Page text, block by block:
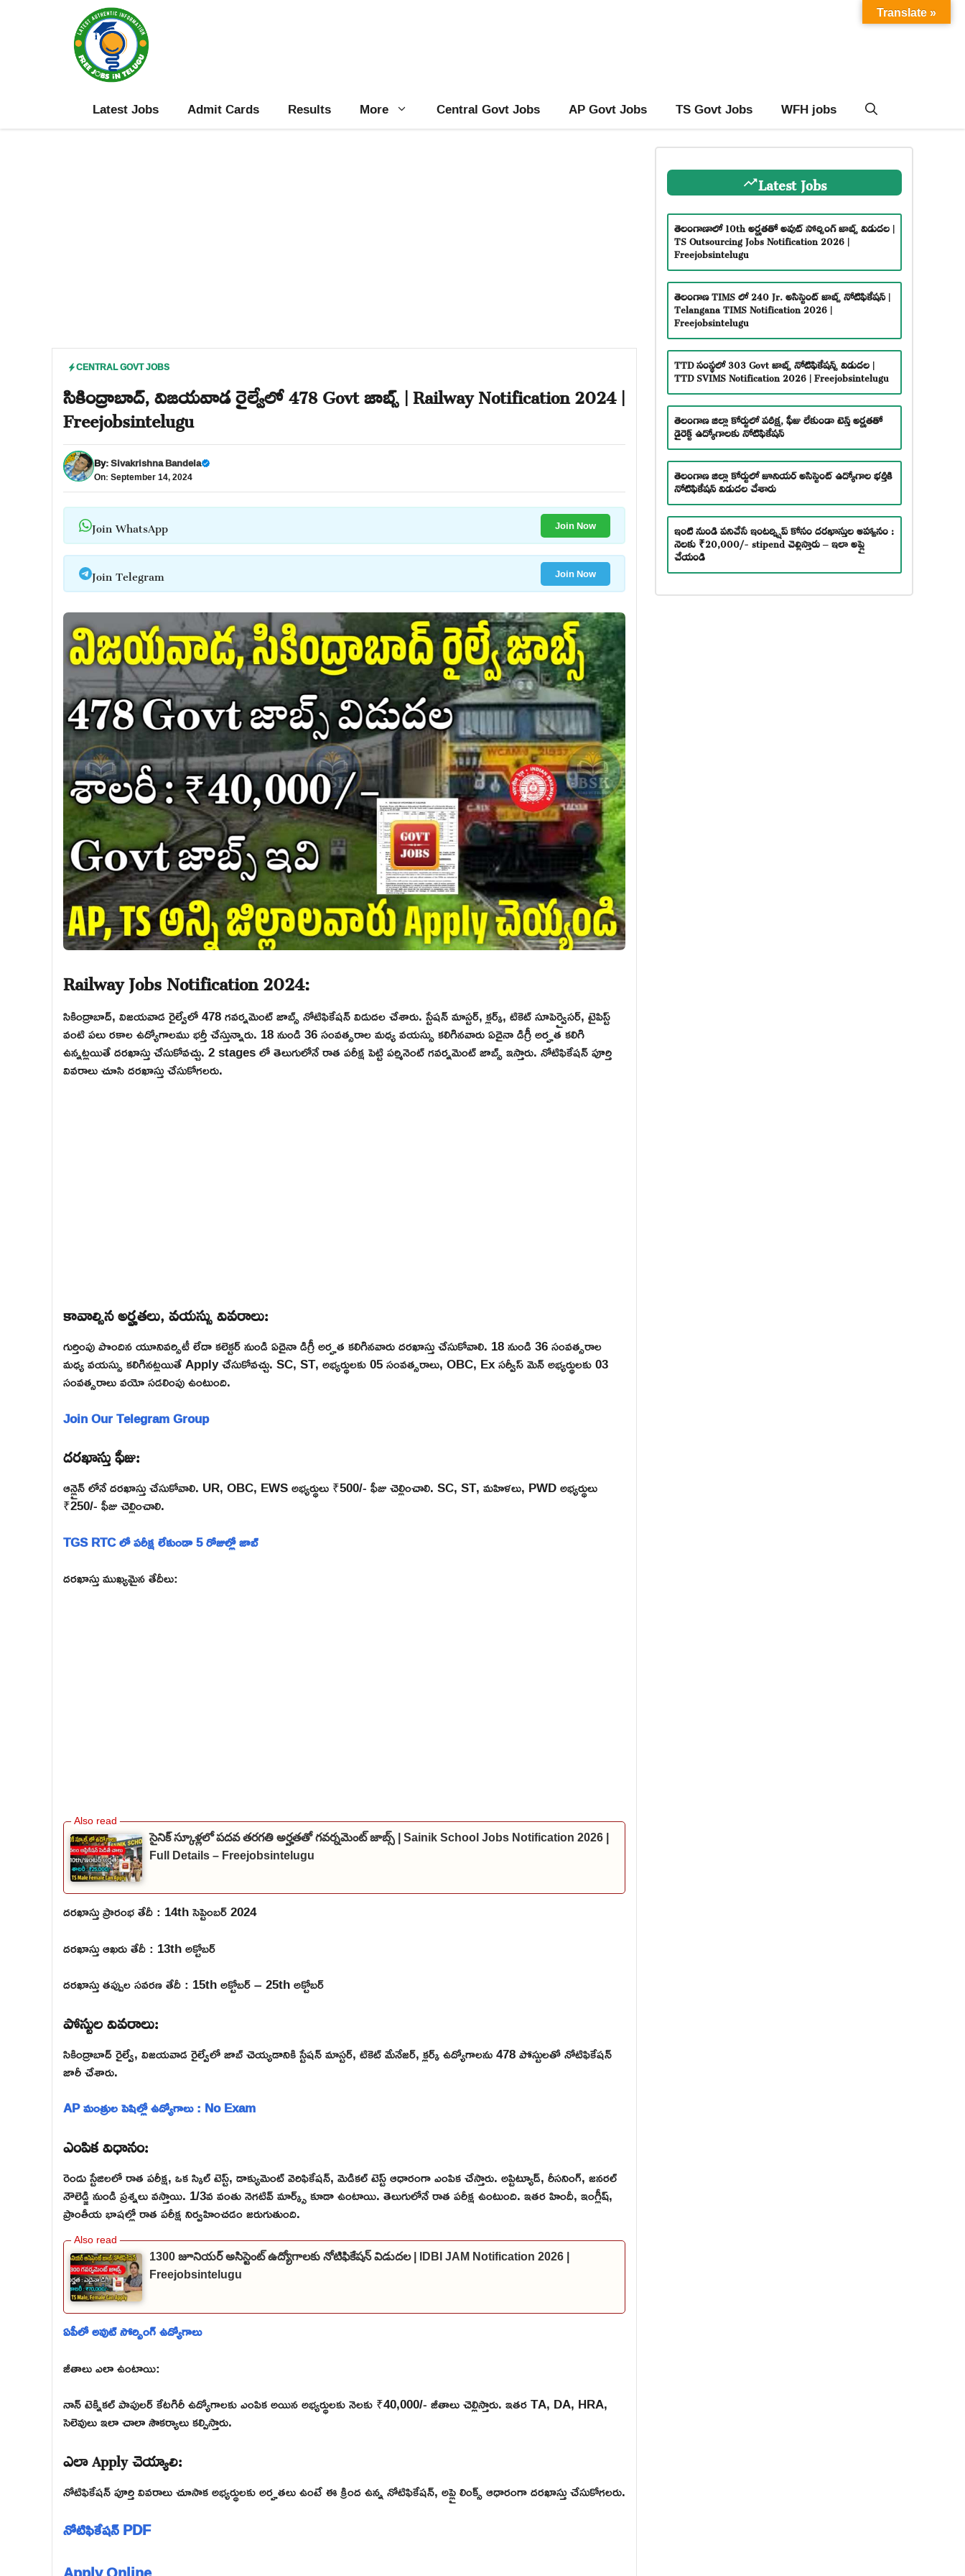
Latest Jobs Admit Cards Results More Central Govt Jobs AP Govt Jobs TS Govt Jobs WFH jobs
CENTRAL GOVT JOBS
సికింద్రాబాద్, విజయవాడ రైల్వేలో 478 Govt జాబ్స్ | Railway Notification 2024 |
Freejobsintelugu
By:Sivakrishna Bandela
On: September 14, 2024
Join WhatsApp Join Now
Join Telegram Join Now
Railway Jobs Notification 2024:
సికింద్రాబాద్, విజయవాడ రైల్వేలో 478 గవర్నమెంట్ జాబ్స్ నోటిఫికేషన్ విడుదల చేశారు. స్టేషన్ మాస్టర్, క్లర్క్, టికెట్ సూపెర్వైసర్, టైపిస్ట్
వంటి పలు రకాల ఉద్యోగాలము భర్తీ చేస్తున్నారు. 18 నుండి 36 సంవత్సరాల మధ్య వయస్సు కలిగినవారు ఏదైనా డిగ్రీ అర్హత కలిగి
ఉన్నట్లయితే దరఖాస్తు చేసుకోవచ్చు. 2 stages లో తెలుగులోనే రాత పరీక్ష పెట్టి పర్మినెంట్ గవర్నమెంట్ జాబ్స్ ఇస్తారు. నోటిఫికేషన్ పూర్తి
వివరాలు చూసి దరఖాస్తు చేసుకోగలరు.
కావాల్సిన అర్హతలు, వయస్సు వివరాలు:
గుర్తింపు పొందిన యూనివర్సిటీ లేదా కలెక్టర్ నుండి ఏదైనా డిగ్రీ అర్హత కలిగినవారు దరఖాస్తు చేసుకోవాలి. 18 నుండి 36 సంవత్సరాల
మధ్య వయస్సు కలిగినట్లయితే Apply చేసుకోవచ్చు. SC, ST, అభ్యర్థులకు 05 సంవత్సరాలు, OBC, Ex సర్వీస్ మెన్ అభ్యర్థులకు 03
సంవత్సరాలు వయో సడలింపు ఉంటుంది.
Join Our Telegram Group
దరఖాస్తు ఫీజు:
ఆన్లైన్ లోనే దరఖాస్తు చేసుకోవాలి. UR, OBC, EWS అభ్యర్థులు ₹500/- ఫీజు చెల్లించాలి. SC, ST, మహిళలు, PWD అభ్యర్థులు
₹250/- ఫీజు చెల్లించాలి.
TGS RTC లో పరీక్ష లేకుండా 5 రోజుల్లో జాబ్
దరఖాస్తు ముఖ్యమైన తేదీలు:
సైనిక్ స్కూళ్లలో పదవ తరగతి అర్హతతో గవర్నమెంట్ జాబ్స్ | Sainik School Jobs Notification 2026 |
Full Details – Freejobsintelugu
దరఖాస్తు ప్రారంభ తేదీ : 14th సెప్టెంబర్ 2024
దరఖాస్తు ఆఖరు తేదీ : 13th అక్టోబర్
దరఖాస్తు తప్పుల సవరణ తేదీ : 15th అక్టోబర్ – 25th అక్టోబర్
పోస్టుల వివరాలు:
సికింద్రాబాద్ రైల్వే, విజయవాడ రైల్వేలో జాబ్ చెయ్యడానికి స్టేషన్ మాస్టర్, టికెట్ మేనేజర్, క్లర్క్ ఉద్యోగాలను 478 పోస్టులతో నోటిఫికేషన్
జారీ చేశారు.
AP మంత్రుల పెషిల్లో ఉద్యోగాలు : No Exam
ఎంపిక విధానం:
రెండు స్టేజిలలో రాత పరీక్ష, ఒక స్కిల్ టెస్ట్, డాక్యుమెంట్ వెరిఫికేషన్, మెడికల్ టెస్ట్ ఆధారంగా ఎంపిక చేస్తారు. అప్టిట్యూడ్, రీసనింగ్, జనరల్
నౌలెడ్జి నుండి ప్రశ్నలు వస్తాయి. 1/3వ వంతు నెగటివ్ మార్క్స్ కూడా ఉంటాయి. తెలుగులోనే రాత పరీక్ష ఉంటుంది. ఇతర హిందీ, ఇంగ్లీష్,
ప్రాంతీయ భాషల్లో రాత పరీక్ష నిర్వహించడం జరుగుతుంది.
1300 జూనియర్ అసిస్టెంట్ ఉద్యోగాలకు నోటిఫికేషన్ విడుదల | IDBI JAM Notification 2026 |
Freejobsintelugu
ఏపీలో అవుట్ సోర్సింగ్ ఉద్యోగాలు
జీతాలు ఎలా ఉంటాయి:
నాన్ టెక్నికల్ పాపులర్ కేటగిరీ ఉద్యోగాలకు ఎంపిక అయిన అభ్యర్థులకు నెలకు ₹40,000/- జీతాలు చెల్లిస్తారు. ఇతర TA, DA, HRA,
సెలెవులు ఇలా చాలా సౌకర్యాలు కల్పిస్తారు.
ఎలా Apply చెయ్యాలి:
నోటిఫికేషన్ పూర్తి వివరాలు చూసాక అభ్యర్థులకు అర్హతలు ఉంటే ఈ క్రింద ఉన్న నోటిఫికేషన్, అప్లై లింక్స్ ఆధారంగా దరఖాస్తు చేసుకోగలరు.
నోటిఫికేషన్ PDF
Latest Jobs
తెలంగాణాలో 10th అర్హతతో అవుట్ సోర్సింగ్ జాబ్స్ విడుదల |
TS Outsourcing Jobs Notification 2026 |
Freejobsintelugu
తెలంగాణ TIMS లో 240 Jr. అసిస్టెంట్ జాబ్స్ నోటిఫికేషన్ |
Telangana TIMS Notification 2026 |
Freejobsintelugu
TTD సంస్థలో 303 Govt జాబ్స్ నోటిఫికేషన్స్ విడుదల |
TTD SVIMS Notification 2026 | Freejobsintelugu
తెలంగాణ జిల్లా కోర్టులో పరీక్ష, ఫీజు లేకుండా టెన్త్ అర్హతతో
డైరెక్ట్ ఉద్యోగాలకు నోటిఫికేషన్
తెలంగాణ జిల్లా కోర్టులో జూనియర్ అసిస్టెంట్ ఉద్యోగాల భర్తీకి
నోటిఫికేషన్ విడుదల చేశారు
ఇంటి నుండి పనిచేసే ఇంటర్న్షిప్ కోసం దరఖాస్తుల ఆహ్వానం :
నెలకు ₹20,000/- stipend చెల్లిస్తారు – ఇలా అప్లై
చేయండి
Translate »